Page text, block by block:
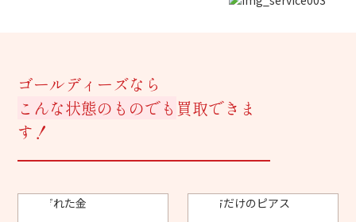
ゴールディーズなら
こんな状態のものでも 買取できま
す！